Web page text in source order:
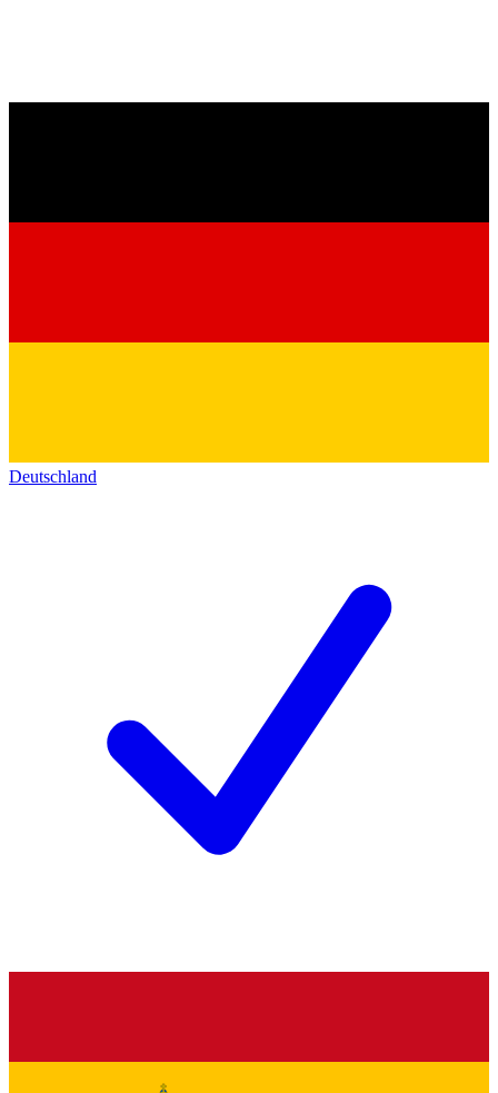
Deutschland